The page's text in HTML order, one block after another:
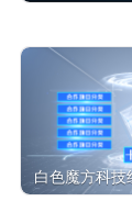
白色魔方科技